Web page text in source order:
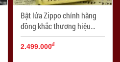
Bật lửa Zippo chính hãng
đồng khắc thương hiệu
Marlboro
2.499.000đ